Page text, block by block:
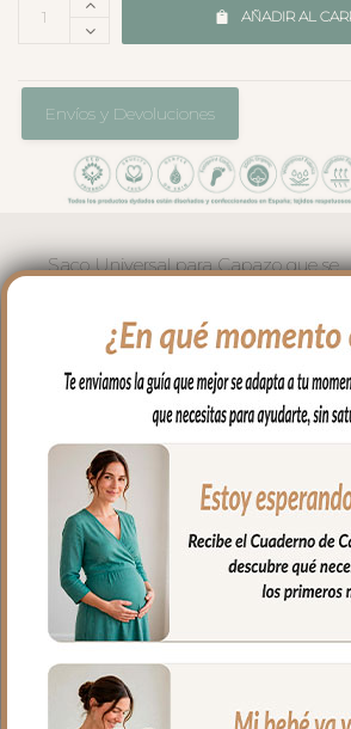
AÑADIR AL
Envíos y Devoluciones
Saco Universal para Capazo que se
*Funda e interior de la tapa del saco
*El tejido posterior de la funda es tejido
*El relleno de la funda es micro fibra
prensada para mayor confort y
comodidad del bebé.
*Tejido exterior de la tapa del saco en
tejido piqué Puzzle.
*Cremalleras laterales al color de la
prenda.